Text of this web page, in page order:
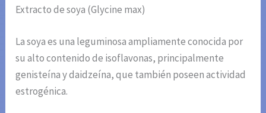
Extracto de soya (Glycine max)
La soya es una leguminosa ampliamente conocida por
su alto contenido de isoflavonas, principalmente
genisteína y daidzeína, que también poseen actividad
estrogénica.